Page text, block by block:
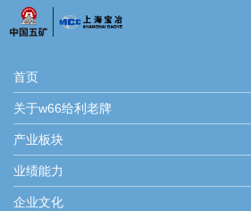
首页
关于w66给利老牌
产业板块
业绩能力
企业文化